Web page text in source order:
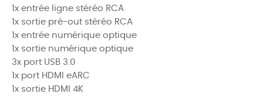
1x entrée ligne stéréo RCA
1x sortie pré-out stéréo RCA
1x entrée numérique optique
1x sortie numérique optique
3x port USB 3.0
1x port HDMI eARC
1x sortie HDMI 4K